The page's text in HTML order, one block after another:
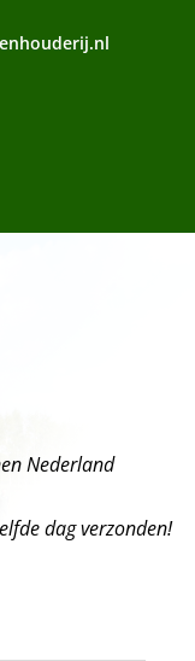
Nederland
dag verzonden!